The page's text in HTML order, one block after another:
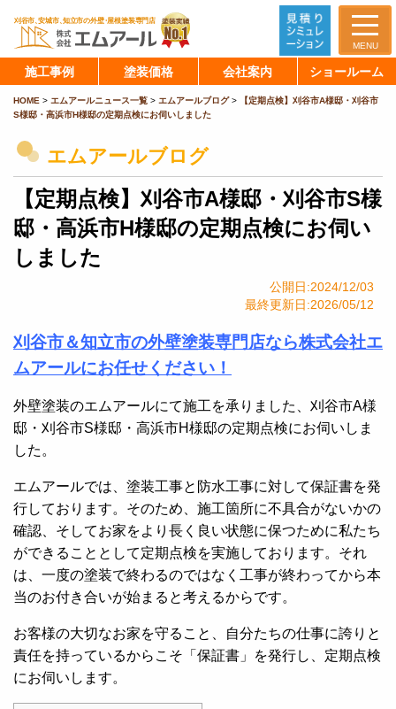
MENU
施工事例 塗装価格 会社案内 ショールーム
HOME > エムアールニュース一覧 > エムアールブログ>
【定期点検】刈谷市A様邸・刈谷市
S様邸・高浜市H様邸の定期点検にお伺いしました
エムアールブログ
【定期点検】刈谷市A様邸・刈谷市S様
邸・高浜市H様邸の定期点検にお伺い
しました
公開日:2024/12/03
最終更新日:2026/05/12
刈谷市＆知立市の外壁塗装専門店なら株式会社エ
ムアールにお任せください！
外壁塗装のエムアールにて施工を承りました、刈谷市A様
邸・刈谷市S様邸・高浜市H様邸の定期点検にお伺いしま
した。
エムアールでは、塗装工事と防水工事に対して保証書を発
行しております。そのため、施工箇所に不具合がないかの
確認、そしてお家をより長く良い状態に保つために私たち
ができることとして定期点検を実施しております。それ
は、一度の塗装で終わるのではなく工事が終わってから本
当のお付き合いが始まると考えるからです。
お客様の大切なお家を守ること、自分たちの仕事に誇りと
責任を持っているからこそ「保証書」を発行し、定期点検
にお伺いします。